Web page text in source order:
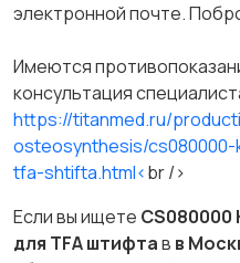
электронной почте.
Имеются
консультация
https://titanmed.ru/
osteosynthesis/
tfa-shtifta.html<br />
Если вы ищете CS080000
для TFA штифтав в